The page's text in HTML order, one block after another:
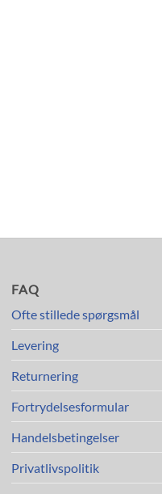
FAQ
Ofte stillede spørgsmål
Levering
Returnering
Fortrydelsesformular
Handelsbetingelser
Privatlivspolitik